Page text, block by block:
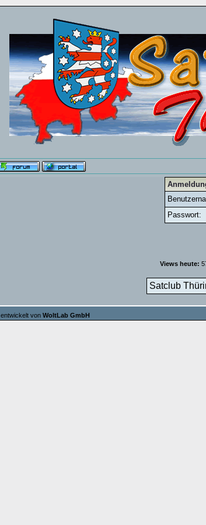
Passwort:
Views heute:
Satclub
, entwickelt von WoltLab GmbH